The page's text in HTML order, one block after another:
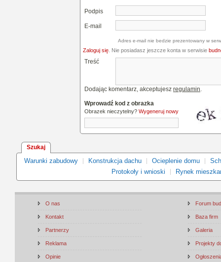
Podpis
E-mail
Adres e-mail nie bedzie prezentowany w
Zaloguj się . Nie posiadasz jeszcze konta w serwisie
Treść
Dodając komentarz, akceptujesz regulamin.
Wprowadź kod z obrazka
Obrazek nieczytelny? Wygeneruj nowy
Szukaj
Warunki zabudowy Konstrukcja dachu Ocieplenie domu
Protokoły i wnioski
Rynek
O nas
Kontakt
Partnerzy
Reklama
Opinie
Forum
Baza firm
Galeria
Projekty